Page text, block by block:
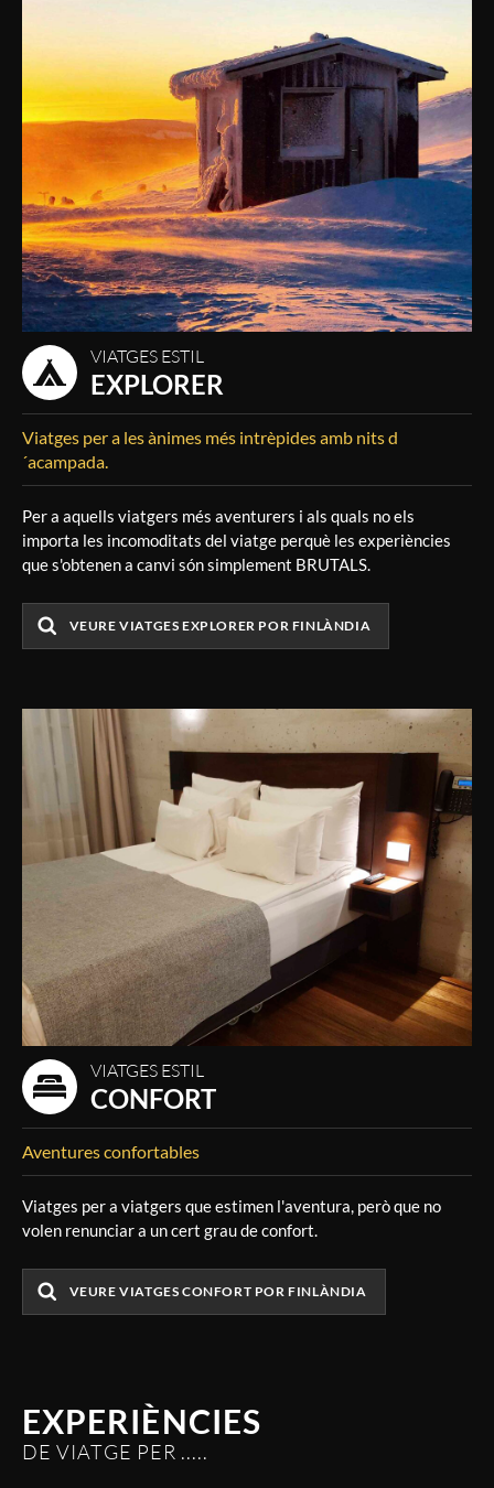
VIATGES ESTIL
EXPLORER
Viatges per a les ànimes més intrèpides amb nits d
´acampada.
Per a aquells viatgers més aventurers i als quals no els
importa les incomoditats del viatge perquè les experiències
que s'obtenen a canvi són simplement BRUTALS.
VEURE VIATGES EXPLORER POR FINLÀNDIA
VIATGES ESTIL
CONFORT
Aventures confortables
Viatges per a viatgers que estimen l'aventura, però que no
volen renunciar a un cert grau de confort.
VEURE VIATGES CONFORT POR FINLÀNDIA
EXPERIÈNCIES
DE VIATGE PER .....